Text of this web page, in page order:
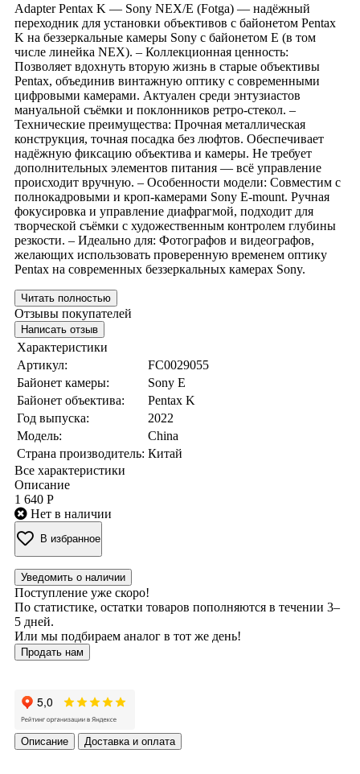
Adapter Pentax K — Sony NEX/E (Fotga) — надёжный
переходник для установки объективов с байонетом Pentax
K на беззеркальные камеры Sony с байонетом E (в том
числе линейка NEX). – Коллекционная ценность:
Позволяет вдохнуть вторую жизнь в старые объективы
Pentax, объединив винтажную оптику с современными
цифровыми камерами. Актуален среди энтузиастов
мануальной съёмки и поклонников ретро-стекол. –
Технические преимущества: Прочная металлическая
конструкция, точная посадка без люфтов. Обеспечивает
надёжную фиксацию объектива и камеры. Не требует
дополнительных элементов питания — всё управление
происходит вручную. – Особенности модели: Совместим с
полнокадровыми и кроп-камерами Sony E-mount. Ручная
фокусировка и управление диафрагмой, подходит для
творческой съёмки с художественным контролем глубины
резкости. – Идеально для: Фотографов и видеографов,
желающих использовать проверенную временем оптику
Pentax на современных беззеркальных камерах Sony.
Читать полностью
Отзывы покупателей
Написать отзыв
Характеристики
Артикул:
FC0029055
Байонет камеры:
Sony E
Байонет объектива:
Pentax K
Год выпуска:
2022
Модель:
China
Страна производитель: Китай
Все характеристики
Описание
1 640 Р
Нет в наличии
В избранное
Уведомить о наличии
Поступление уже скоро!
По статистике, остатки товаров пополняются в течении 3–
5 дней.
Или мы подбираем аналог в тот же день!
Продать нам
Описание Доставка и оплата